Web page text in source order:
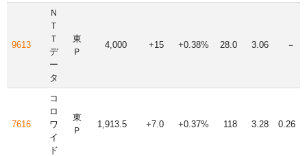
9613
Ｎ
Ｔ
Ｔ
デ
ー
タ
東
Ｐ
4,000 +15 +0.38% 28.0 3.06 －
7616
コ
ロ
ワ
イ
ド
東
Ｐ
1,913.5 +7.0 +0.37% 118 3.28 0.26